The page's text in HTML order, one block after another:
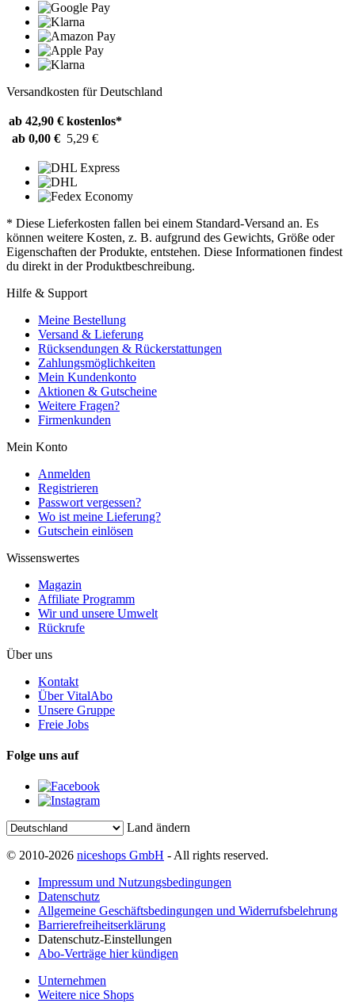
Versandkosten für Deutschland
ab 42,90 € kostenlos*
ab 0,00 € 5,29 €
* Diese Lieferkosten fallen bei einem Standard-Versand an. Es
können weitere Kosten, z. B. aufgrund des Gewichts, Größe oder
Eigenschaften der Produkte, entstehen. Diese Informationen findest
du direkt in der Produktbeschreibung.
Hilfe & Support
Meine Bestellung
Versand & Lieferung
Rücksendungen & Rückerstattungen
Zahlungsmöglichkeiten
Mein Kundenkonto
Aktionen & Gutscheine
Weitere Fragen?
Firmenkunden
Mein Konto
Anmelden
Registrieren
Passwort vergessen?
Wo ist meine Lieferung?
Gutschein einlösen
Wissenswertes
Magazin
Affiliate Programm
Wir und unsere Umwelt
Rückrufe
Über uns
Kontakt
Über VitalAbo
Unsere Gruppe
Freie Jobs
Folge uns auf
Land ändern
© 2010-2026 niceshops GmbH - All rights reserved.
Impressum und Nutzungsbedingungen
Datenschutz
Allgemeine Geschäftsbedingungen und Widerrufsbelehrung
Barrierefreiheitserklärung
Datenschutz-Einstellungen
Abo-Verträge hier kündigen
Unternehmen
Weitere nice Shops